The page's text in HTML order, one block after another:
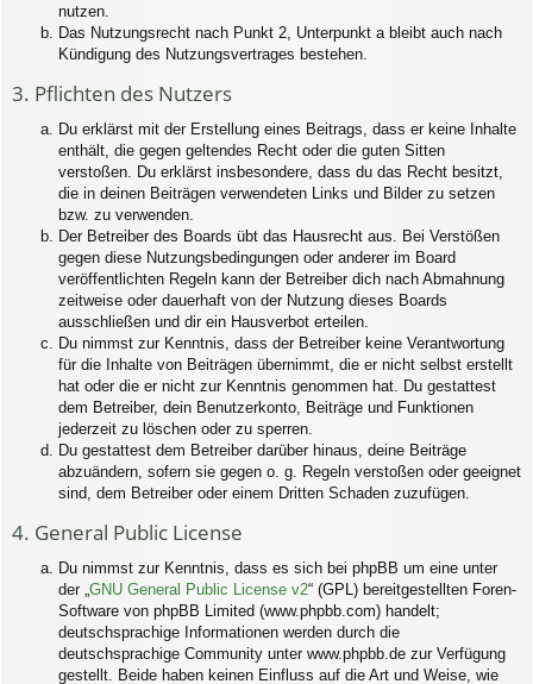
nutzen.
Das Nutzungsrecht nach Punkt 2, Unterpunkt a bleibt auch nach
Kündigung des Nutzungsvertrages bestehen.
3. Pflichten des Nutzers
Du erklärst mit der Erstellung eines Beitrags, dass er keine Inhalte
enthält, die gegen geltendes Recht oder die guten Sitten
verstoßen. Du erklärst insbesondere, dass du das Recht besitzt,
die in deinen Beiträgen verwendeten Links und Bilder zu setzen
bzw. zu verwenden.
Der Betreiber des Boards übt das Hausrecht aus. Bei Verstößen
gegen diese Nutzungsbedingungen oder anderer im Board
veröffentlichten Regeln kann der Betreiber dich nach Abmahnung
zeitweise oder dauerhaft von der Nutzung dieses Boards
ausschließen und dir ein Hausverbot erteilen.
Du nimmst zur Kenntnis, dass der Betreiber keine Verantwortung
für die Inhalte von Beiträgen übernimmt, die er nicht selbst erstellt
hat oder die er nicht zur Kenntnis genommen hat. Du gestattest
dem Betreiber, dein Benutzerkonto, Beiträge und Funktionen
jederzeit zu löschen oder zu sperren.
Du gestattest dem Betreiber darüber hinaus, deine Beiträge
abzuändern, sofern sie gegen o. g. Regeln verstoßen oder geeignet
sind, dem Betreiber oder einem Dritten Schaden zuzufügen.
4. General Public License
Du nimmst zur Kenntnis, dass es sich bei phpBB um eine unter
der „GNU General Public License v2“ (GPL) bereitgestellten Foren-
Software von phpBB Limited (www.phpbb.com) handelt;
deutschsprachige Informationen werden durch die
deutschsprachige Community unter www.phpbb.de zur Verfügung
gestellt. Beide haben keinen Einfluss auf die Art und Weise, wie